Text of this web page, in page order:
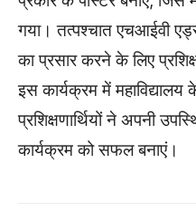
गया। तत्पश्चात एचआईवी
का प्रसार करने के लिए
इस कार्यक्रम में
प्रशिक्षणार्थियों ने अपनी
कार्यक्रम को सफल बनाएं।